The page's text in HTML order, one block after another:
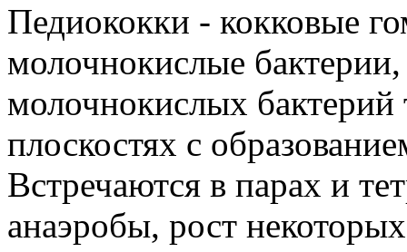
Педиококки - кокковые
молочнокислые
молочнокислых бактерий
плоскостях с
Встречаются в парах и
анаэробы, рост